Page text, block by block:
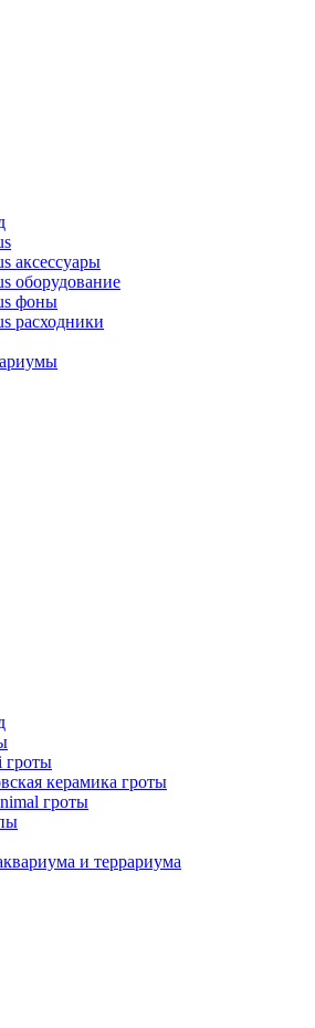
аксессуары
оборудование
фоны
расходники
гроты
керамика гроты
гроты
и террариума